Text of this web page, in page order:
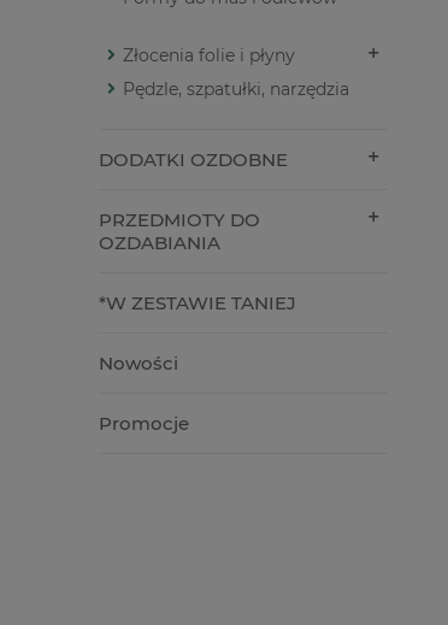
Złocenia folie i płyny
Pędzle, szpatułki, narzędzia
DODATKI OZDOBNE
PRZEDMIOTY DO
OZDABIANIA
*W ZESTAWIE TANIEJ
Nowości
Promocje